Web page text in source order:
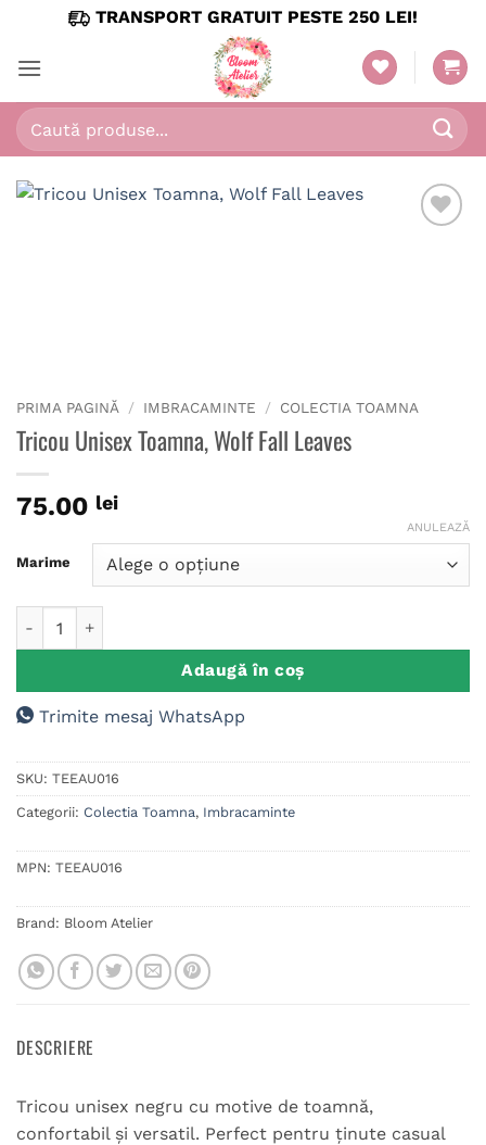
content
TRANSPORT GRATUIT PESTE 250 LEI!
Caută
după:
PRIMA PAGINĂ / IMBRACAMINTE / COLECTIA TOAMNA
Tricou Unisex Toamna, Wolf Fall Leaves
75.00 lei
Marime
ANULEAZĂ
Adaugă în coș
Trimite mesaj WhatsApp
SKU: TEEAU016
Categorii: Colectia Toamna, Imbracaminte
MPN: TEEAU016
Brand: Bloom Atelier
DESCRIERE
Tricou unisex negru cu motive de toamnă,
confortabil și versatil. Perfect pentru ținute casual